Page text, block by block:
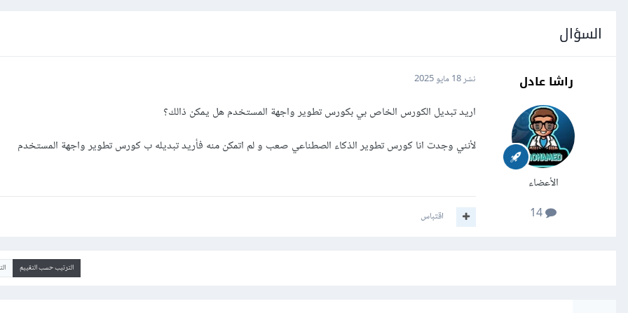
السؤال
راشا عادل
الأعضاء
نشر18 مايو 2025
اريد تبديل الكورس الخاص بي بكورس تطوير واجهة المستخدم هل يمكن ذالك؟
لأنني وجدت انا كورس تطوير الذكاء الصطناعي صعب و لم اتمكن منه فأريد تبديله ب كورس تطوير واجهة المستخدم
اقتباس
الترتيب حسب التقييم